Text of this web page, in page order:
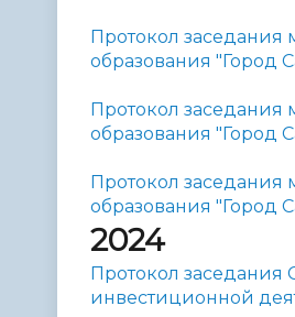
Протокол заседания
образования "Город
Протокол заседания
образования "Город
Протокол заседания
образования "Город
2024
Протокол заседания
инвестиционной